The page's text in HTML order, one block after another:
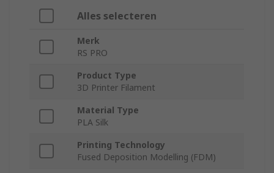
Alles selecteren
Merk
RS PRO
Product Type
3D Printer Filament
Material Type
PLA Silk
Printing Technology
Fused Deposition Modelling (FDM)